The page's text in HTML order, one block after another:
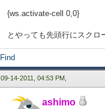
{ws.activate-cell 0,0}
とやっても先頭行にスクロ
Find
09-14-2011, 04:53 PM,
ashimo